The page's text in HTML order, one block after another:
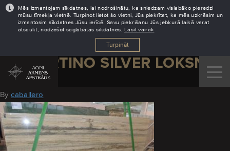
Mēs izmantojam sīkdatnes, lai nodrošinātu, ka sniedzam vislabāko pieredzi
mūsu tīmekļa vietnē. Turpinot lietot šo vietni, Jūs piekrītat, ka mēs uzkrāsim un
izmantosim sīkdatnes Jūsu ierīcē. Savu piekrišanu Jūs jebkurā laikā varat
atsaukt, nodzēšot saglabātās sīkdatnes. Lasīt vairāk
Turpināt
TRAVERTINO SILVER LOKSNE 2
March 3, 2022
Bycaballero